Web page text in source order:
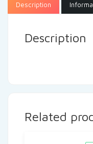
Description
Description
Related